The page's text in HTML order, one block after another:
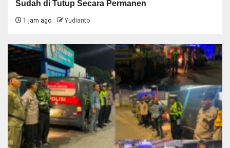
Sudah di Tutup Secara Permanen
1 jam ago Yudianto